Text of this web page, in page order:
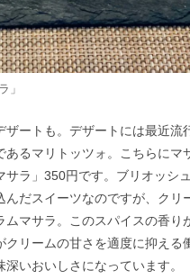
」
ザートも。デザートには最近流
あるマリトッツォ。こちらにマ
サラ」350円です。ブリオッシ
んだスイーツなのですが、クリ
ムマサラ。このスパイスの香り
クリームの甘さを適度に抑える
いおいしさになっています。